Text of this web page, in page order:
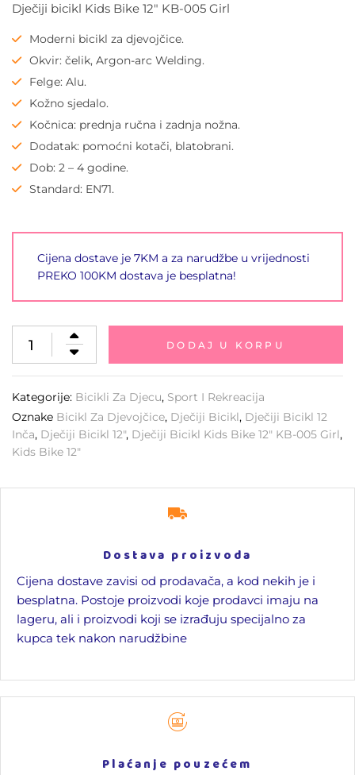
Dječiji bicikl Kids Bike 12″ KB-005 Girl
Moderni bicikl za djevojčice.
Okvir: čelik, Argon-arc Welding.
Felge: Alu.
Kožno sjedalo.
Kočnica: prednja ručna i zadnja nožna.
Dodatak: pomoćni kotači, blatobrani.
Dob: 2 – 4 godine.
Standard: EN71.
Cijena dostave je 7KM a za narudžbe u vrijednosti
PREKO 100KM dostava je besplatna!
DODAJ U KORPU
Kategorije: Bicikli Za Djecu, Sport I Rekreacija
Oznake Bicikl Za Djevojčice, Dječiji Bicikl, Dječiji Bicikl 12
Inča, Dječiji Bicikl 12", Dječiji Bicikl Kids Bike 12" KB-005 Girl,
Kids Bike 12"
Dostava proizvoda
Cijena dostave zavisi od prodavača, a kod nekih je i
besplatna. Postoje proizvodi koje prodavci imaju na
lageru, ali i proizvodi koji se izrađuju specijalno za
kupca tek nakon narudžbine
Plaćanje pouzećem